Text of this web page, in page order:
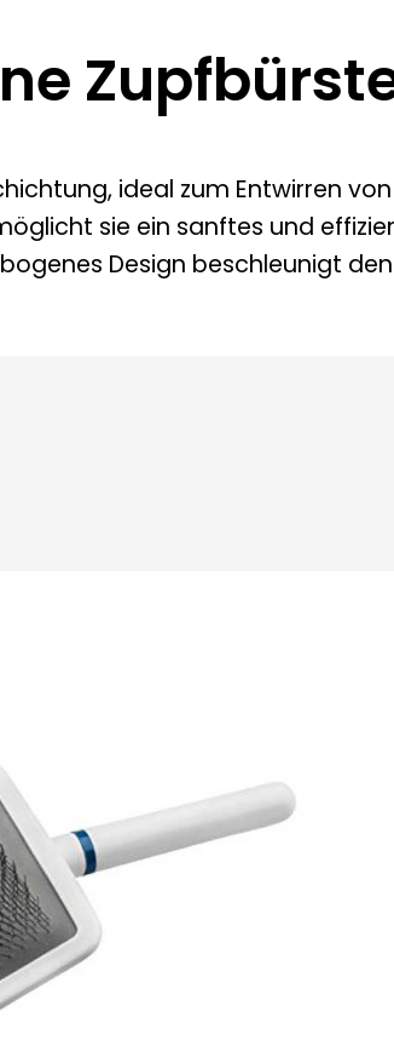
ideal zum Entwirren
sie ein sanftes und
Design beschleunigt